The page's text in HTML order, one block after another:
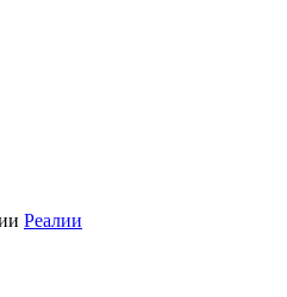
Реалии